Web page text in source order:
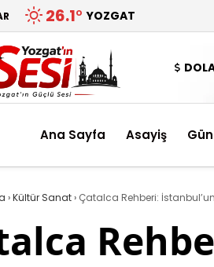
26.1° YOZGAT
Ana Sayfa Asayiş
›Kültür Sanat› Çatalca Rehberi: